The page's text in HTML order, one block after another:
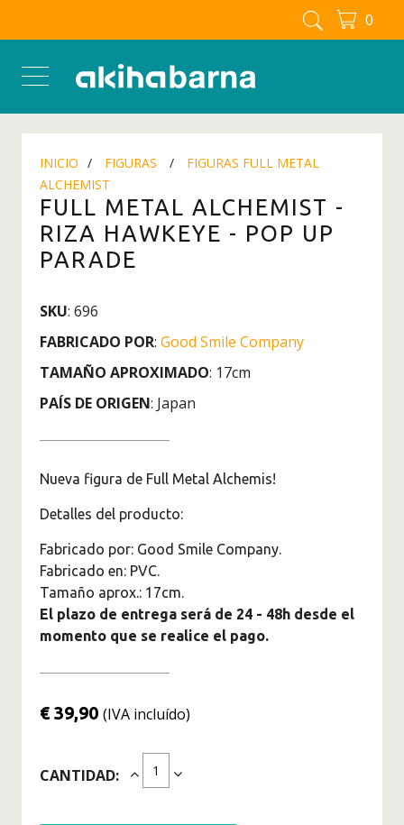
Figuras
Figuras Blue Lock
Figuras Boku No Hero - My
Hero Academia
Figuras Chainsaw man
Figuras Dandadan
Figuras Dragon Ball
Figuras Full Metal Alchemist
Figuras Inuyasha
Figuras Marvel
Demon Slayer
Figuras Monster Hunter
Figuras Naruto
Figuras de One Piece
Originales
Figuras Solo Leveling
Figuras Spy X Family
Figuras The Legend Of
0
INICIO FIGURAS
FIGURAS FULL METAL
ALCHEMIST
FULL METAL ALCHEMIST -
RIZA HAWKEYE - POP UP
PARADE
SKU: 696
FABRICADO POR: Good Smile Company
TAMAÑO APROXIMADO: 17cm
PAÍS DE ORIGEN: Japan
Nueva figura de Full Metal Alchemis!
Detalles del producto:
Fabricado por: Good Smile Company.
Fabricado en: PVC.
Tamaño aprox.: 17cm.
El plazo de entrega será de 24 - 48h desde el
momento que se realice el pago.
€ 39,90 (IVA incluído)
CANTIDAD: